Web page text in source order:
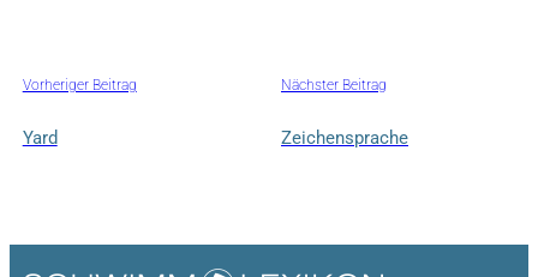
Vorheriger Beitrag
Yard
Nächster Beitrag
Zeichensprache